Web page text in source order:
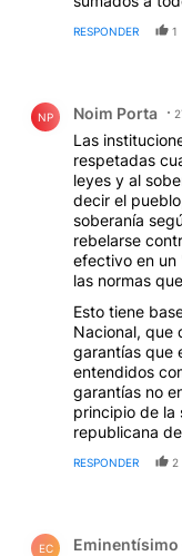
RESPONDER 1
NP Noim Porta
Las
respetadas
leyes y al
decir el
soberanía
rebelarse
efectivo en un
las normas
Esto tiene
Nacional, que
garantías que
entendidos
garantías no
principio de la
republicana
RESPONDER 2
EC Eminentísimo